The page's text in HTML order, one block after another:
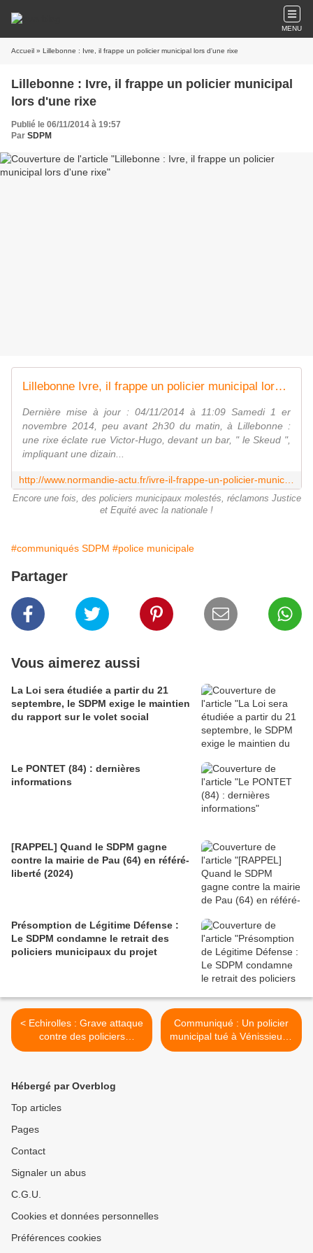
MENU
Accueil » Lillebonne : Ivre, il frappe un policier municipal lors d'une rixe
Lillebonne : Ivre, il frappe un policier municipal
lors d'une rixe
Publié le 06/11/2014 à 19:57
Par SDPM
Lillebonne Ivre, il frappe un policier municipal lors d'une rixe, à Lillebonne
Dernière mise à jour : 04/11/2014 à 11:09 Samedi 1 er
novembre 2014, peu avant 2h30 du matin, à Lillebonne :
une rixe éclate rue Victor-Hugo, devant un bar, " le Skeud ",
impliquant une dizain...
Encore une fois, des policiers municipaux molestés, réclamons Justice
et Equité avec la nationale !
#communiqués SDPM #police municipale
Partager
Vous aimerez aussi
La Loi sera étudiée a partir du 21
septembre, le SDPM exige le maintien
du rapport sur le volet social
Le PONTET (84) : dernières
informations
[RAPPEL] Quand le SDPM gagne
contre la mairie de Pau (64) en référé-
liberté (2024)
Présomption de Légitime Défense :
Le SDPM condamne le retrait des
policiers municipaux du projet
< Echirolles : Grave attaque
contre des policiers
municipaux
Communiqué : Un policier
municipal tué à Vénissieux -
appel aux Policiers
Hébergé par Overblog
Top articles
Pages
Contact
Signaler un abus
C.G.U.
Cookies et données personnelles
Préférences cookies